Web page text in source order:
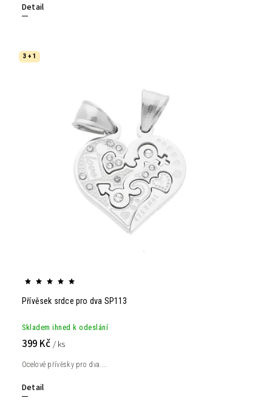
Detail
3 + 1
Přívěsek srdce pro dva SP113
Skladem ihned k odeslání
399 Kč / ks
Detail
Ocelové přívěsky pro dva....